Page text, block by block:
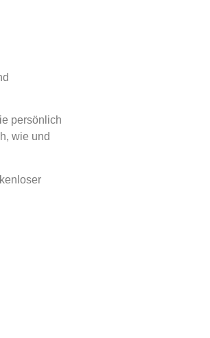
persönlich
wie und